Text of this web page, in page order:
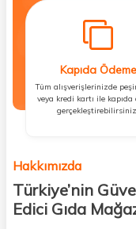
Kapıda Ödeme
Tüm alışverişlerinizde
veya kredi kartı ile kapıda
Hakkımızda
Türkiye’nin
Edici Gıda